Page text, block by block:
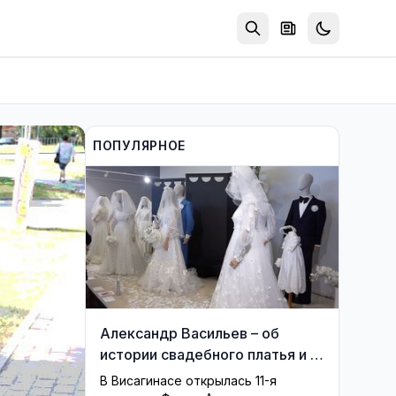
ПОПУЛЯРНОЕ
Александр Васильев – об
истории свадебного платья и о
перспективах Музея истории
В Висагинасе открылась 11-я